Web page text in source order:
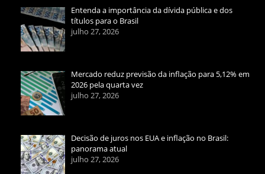
Entenda a importância da dívida pública e dos
títulos para o Brasil
julho 27, 2026
Mercado reduz previsão da inflação para 5,12% em
2026 pela quarta vez
julho 27, 2026
Decisão de juros nos EUA e inflação no Brasil:
panorama atual
julho 27, 2026